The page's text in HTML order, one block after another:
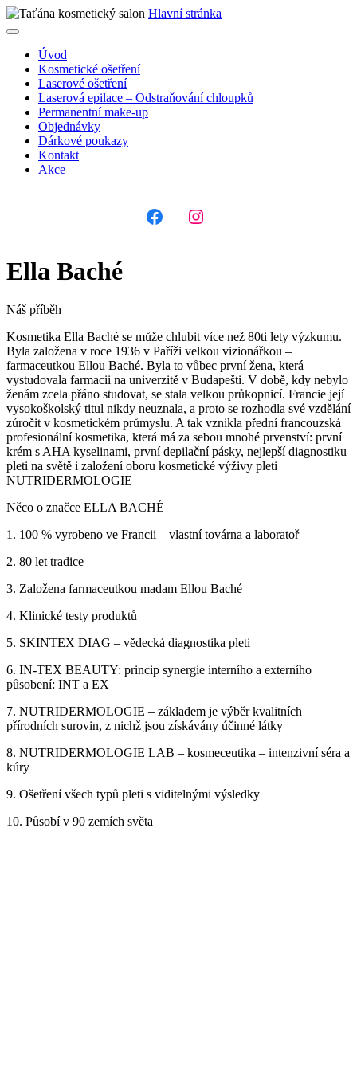
Hlavní stránka
Úvod
Kosmetické ošetření
Laserové ošetření
Laserová epilace – Odstraňování chloupků
Permanentní make-up
Objednávky
Dárkové poukazy
Kontakt
Akce
Ella Baché
Náš příběh
Kosmetika Ella Baché se může chlubit více než 80ti lety výzkumu.
Byla založena v roce 1936 v Paříži velkou vizionářkou –
farmaceutkou Ellou Baché. Byla to vůbec první žena, která
vystudovala farmacii na univerzitě v Budapešti. V době, kdy nebylo
ženám zcela přáno studovat, se stala velkou průkopnicí. Francie její
vysokoškolský titul nikdy neuznala, a proto se rozhodla své vzdělání
zúročit v kosmetickém průmyslu. A tak vznikla přední francouzská
profesionální kosmetika, která má za sebou mnohé prvenství: první
krém s AHA kyselinami, první depilační pásky, nejlepší diagnostiku
pleti na světě i založení oboru kosmetické výživy pleti
NUTRIDERMOLOGIE
Něco o značce ELLA BACHÉ
1. 100 % vyrobeno ve Francii – vlastní továrna a laboratoř
2. 80 let tradice
3. Založena farmaceutkou madam Ellou Baché
4. Klinické testy produktů
5. SKINTEX DIAG – vědecká diagnostika pleti
6. IN-TEX BEAUTY: princip synergie interního a externího
působení: INT a EX
7. NUTRIDERMOLOGIE – základem je výběr kvalitních
přírodních surovin, z nichž jsou získávány účinné látky
8. NUTRIDERMOLOGIE LAB – kosmeceutika – intenzivní séra a
kúry
9. Ošetření všech typů pleti s viditelnými výsledky
10. Působí v 90 zemích světa